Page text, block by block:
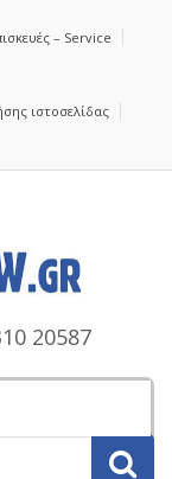
– Service
ιστοσελίδας
20587